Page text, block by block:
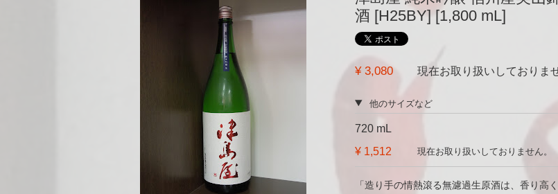
酒 [H25BY] [1,800 mL]
¥ 3,080 現在お取り扱いしておりま
他のサイズなど
720 mL
¥ 1,512
現在お取り扱いしておりません。
「造り手の情熱滾る無濾過生原酒は、香り